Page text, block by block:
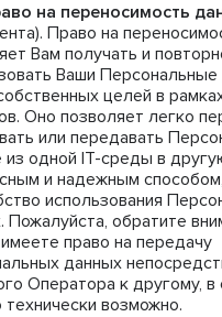
на переносимость
Право на
Вам получать и
Ваши
целей в
Оно позволяет легко
или передавать
из одной IT-среды в
и надежным
использования
Пожалуйста, обратите
право на передачу
данных
Оператора к другому, в
технически возможно.